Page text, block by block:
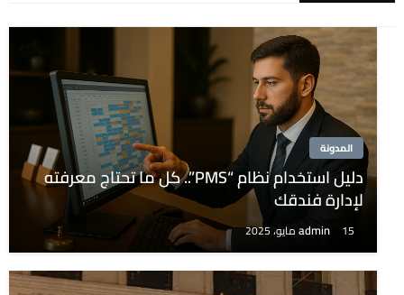
المدونة
دليل استخدام نظام “PMS”.. كل ما تحتاج معرفته
لإدارة فندقك
admin 15 مايو، 2025